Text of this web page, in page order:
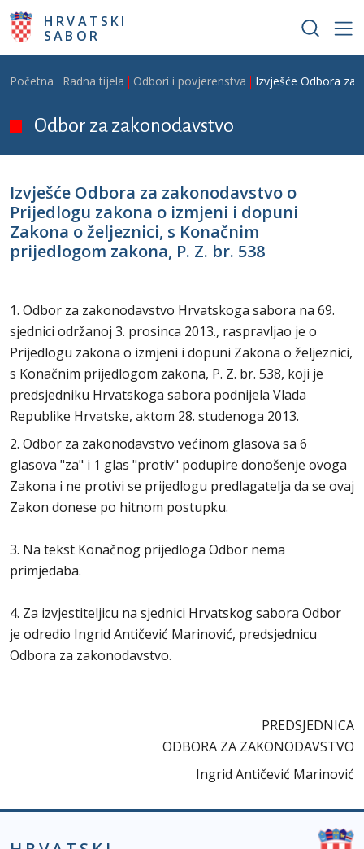
Skoči na glavni sadržaj
HRVATSKI
SABOR
Breadcrumb
Početna Radna tijela Odbori i povjerenstva Izvješće Odbora za
Odbor za zakonodavstvo
Izvješće Odbora za zakonodavstvo o
Prijedlogu zakona o izmjeni i dopuni
Zakona o željeznici, s Konačnim
prijedlogom zakona, P. Z. br. 538
1. Odbor za zakonodavstvo Hrvatskoga sabora na 69.
sjednici održanoj 3. prosinca 2013., raspravljao je o
Prijedlogu zakona o izmjeni i dopuni Zakona o željeznici,
s Konačnim prijedlogom zakona, P. Z. br. 538, koji je
predsjedniku Hrvatskoga sabora podnijela Vlada
Republike Hrvatske, aktom 28. studenoga 2013.
2. Odbor za zakonodavstvo većinom glasova sa 6
glasova "za" i 1 glas "protiv" podupire donošenje ovoga
Zakona i ne protivi se prijedlogu predlagatelja da se ovaj
Zakon donese po hitnom postupku.
3. Na tekst Konačnog prijedloga Odbor nema
primjedaba.
4. Za izvjestiteljicu na sjednici Hrvatskog sabora Odbor
je odredio Ingrid Antičević Marinović, predsjednicu
Odbora za zakonodavstvo.
PREDSJEDNICA
ODBORA ZA ZAKONODAVSTVO
Ingrid Antičević Marinović